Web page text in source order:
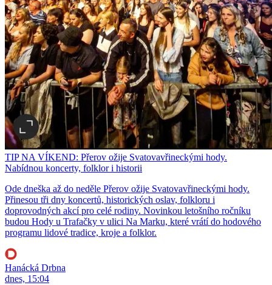
TIP NA VÍKEND: Přerov ožije Svatovavřineckými hody.
Nabídnou koncerty, folklor i historii
Ode dneška až do neděle Přerov ožije Svatovavřineckými hody.
Přinesou tři dny koncertů, historických oslav, folkloru i
doprovodných akcí pro celé rodiny. Novinkou letošního ročníku
budou Hody u Trafačky v ulici Na Marku, které vrátí do hodového
programu lidové tradice, kroje a folklor.
Hanácká Drbna
dnes, 15:04